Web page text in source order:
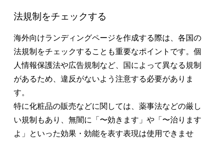
法規制をチェックする
海外向けランディングページを作成する際は、各国の
法規制をチェックすることも重要なポイントです。個
人情報保護法や広告規制など、国によって異なる規制
があるため、違反がないよう注意する必要がありま
す。
特に化粧品の販売などに関しては、薬事法などの厳し
い規制もあり、無闇に「〜効きます」や「〜治ります
よ」といった効果・効能を表す表現は使用できませ